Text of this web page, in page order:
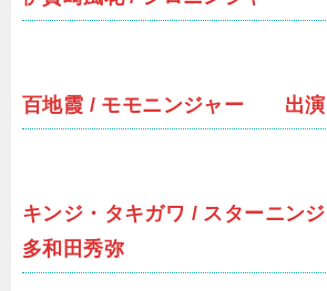
百地霞 / モモニンジャー 出演
キンジ・タキガワ / スターニ
多和田秀弥